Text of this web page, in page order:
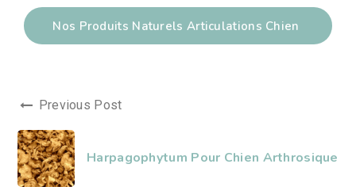
Nos Produits Naturels Articulations Chien
Previous Post
Harpagophytum Pour Chien Arthrosique